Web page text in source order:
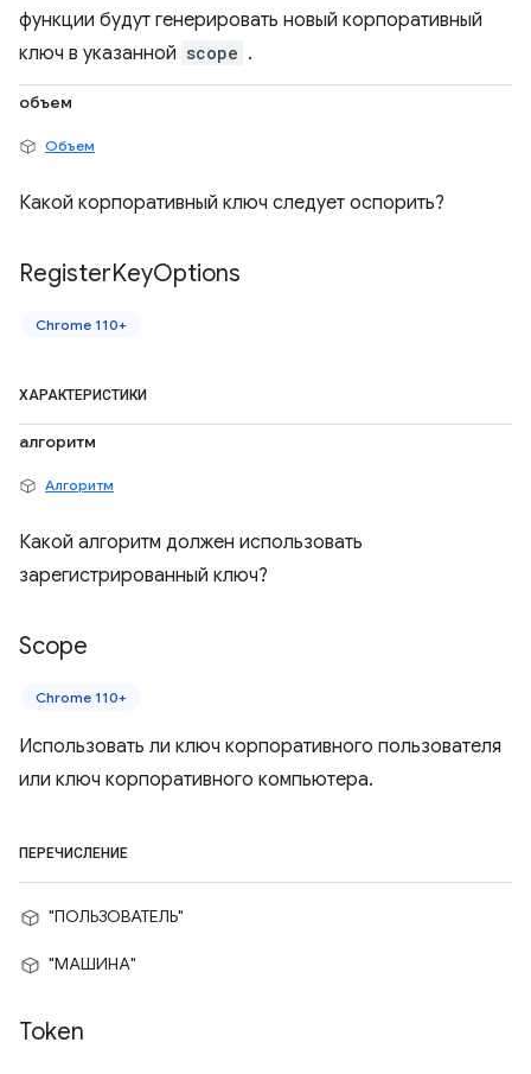
функции будут генерировать новый корпоративный
ключ в указанной scope .
объем
Объем
Какой корпоративный ключ следует оспорить?
RegisterKeyOptions
Chrome 110+
ХАРАКТЕРИСТИКИ
алгоритм
Алгоритм
Какой алгоритм должен использовать
зарегистрированный ключ?
Scope
Chrome 110+
Использовать ли ключ корпоративного пользователя
или ключ корпоративного компьютера.
ПЕРЕЧИСЛЕНИЕ
"ПОЛЬЗОВАТЕЛЬ"
"МАШИНА"
Token